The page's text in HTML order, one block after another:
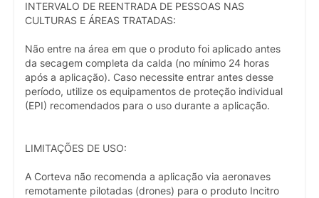
INTERVALO DE REENTRADA DE PESSOAS NAS
CULTURAS E ÁREAS TRATADAS:
Não entre na área em que o produto foi aplicado antes
da secagem completa da calda (no mínimo 24 horas
após a aplicação). Caso necessite entrar antes desse
período, utilize os equipamentos de proteção individual
(EPI) recomendados para o uso durante a aplicação.
LIMITAÇÕES DE USO:
A Corteva não recomenda a aplicação via aeronaves
remotamente pilotadas (drones) para o produto Incitro